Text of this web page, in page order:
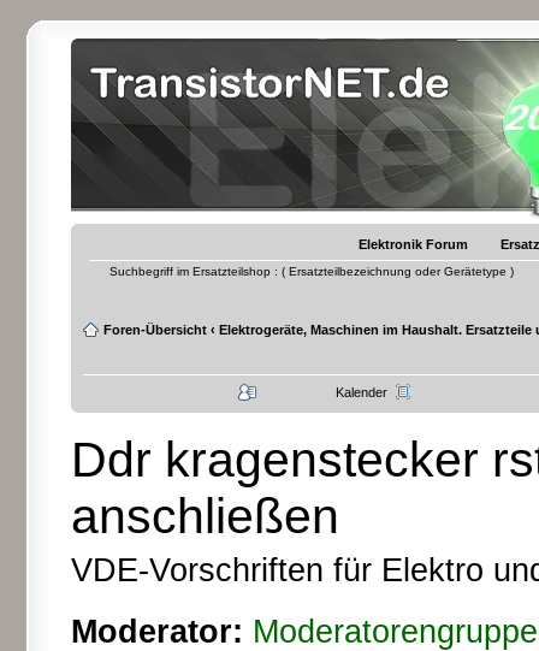
Elektronik Forum
Suchbegriff im Ersatzteilshop : ( Ersatzteilbezeichnung oder Gerätetype )
Foren-Übersicht ‹ Elektrogeräte, Maschinen im Haushalt. Ersatzteile
Kalender
Ddr kragenstecker
anschließen
VDE-Vorschriften für Elektro
Moderator: Moderatorengruppe